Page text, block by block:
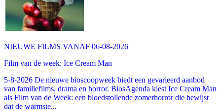
NIEUWE FILMS VANAF 06-08-2026
Film van de week: Ice Cream Man
5-8-2026 De nieuwe bioscoopweek biedt een gevarieerd aanbod
van familiefilms, drama en horror. BiosAgenda kiest Ice Cream Man
als Film van de Week: een bloedstollende zomerhorror die bewijst
dat de warmste...